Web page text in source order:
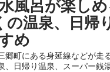
風呂が楽し
温泉、日帰
め
郷町にある身延線などが走
日帰り温泉、スーパー銭